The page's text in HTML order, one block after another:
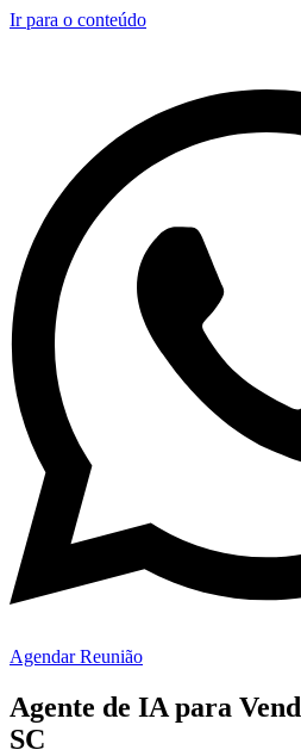
Ir para o conteúdo
Agendar Reunião
Agente de IA para
SC